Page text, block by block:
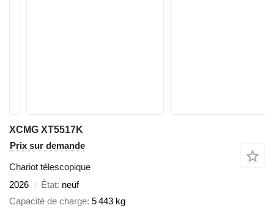
XCMG XT5517K
Prix sur demande
Chariot télescopique
2026
État neuf
Capacité de charge 5 443 kg